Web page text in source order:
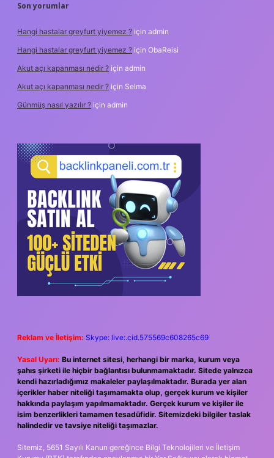
Son yorumlar
Hangi hastalar greyfurt yiyemez ? için admin
Hangi hastalar greyfurt yiyemez ? için ObaReisi
Akut açı kapanması nedir ? için admin
Akut açı kapanması nedir ? için Selma
Günmüş nasıl yazılır ? için admin
Reklam ve İletişim: Skype: live:.cid.575569c608265c69
Yasal Uyarı: Bu internet sitesi, herhangi bir marka, kurum veya
şahıs şirketi ile hiçbir bağlantısı bulunmamaktadır. Sitede yalnızca
kendi hazırladığımız makaleler paylaşılmaktadır. Burada yer alan
içerikler haber niteliği taşımamakta olup, gerçek kurum ve kişiler
hakkında paylaşım yapılmamaktadır. Gerçek kurum ve kişiler ile
isim benzerlikleri tamamen tesadüfidir. Sitemizdeki bilgiler taslak
halindedir ve tavsiye niteliği taşımazlar.
Sitemiz, 5651 Sayılı Kanun gereğince Bilgi Teknolojileri ve İletişim